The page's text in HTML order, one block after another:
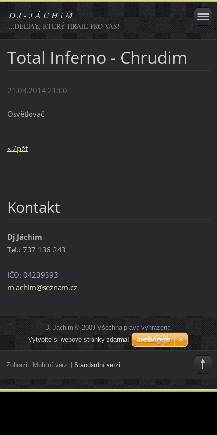
D J - J Á C H I M
...DEEJAY, KTERÝ HRAJE PRO VÁS!
Total Inferno - Chrudim
21.03.2014 21:00
Osvětlovač
« Zpět
Kontakt
Dj Jáchim
Tel.: 737 136 243
IČO: 04239393
mjachim@seznam.cz
Dj Jachim © 2009 Všechna práva vyhrazena.
Vytvořte si webové stránky zdarma!
Zobrazit: Mobilní verzi Standardní verzi